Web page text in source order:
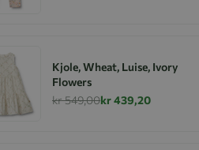
Kjole, Wheat, Luise, Ivory
Flowers
kr 549,00kr 439,20